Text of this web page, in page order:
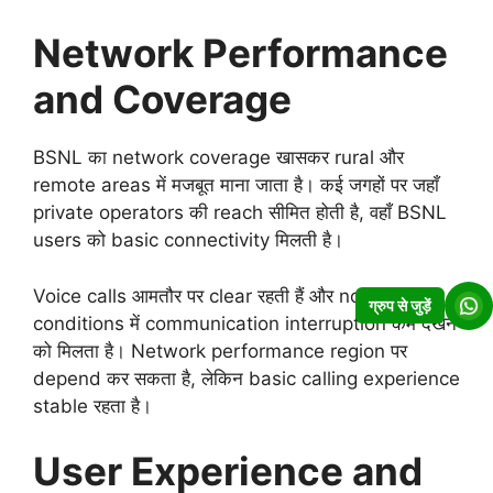
Network Performance
and Coverage
BSNL का network coverage खासकर rural और
remote areas में मजबूत माना जाता है। कई जगहों पर जहाँ
private operators की reach सीमित होती है, वहाँ BSNL
users को basic connectivity मिलती है।
Voice calls आमतौर पर clear रहती हैं और normal
conditions में communication interruption कम देखने
को मिलता है। Network performance region पर
depend कर सकता है, लेकिन basic calling experience
stable रहता है।
User Experience and
ग्रुप से जुड़ें